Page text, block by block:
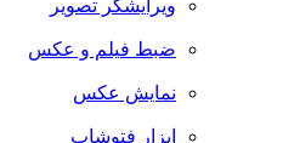
ویرایشگر تصویر
ضبط فيلم و عكس
نمایش عکس
ابزار فتوشاپ